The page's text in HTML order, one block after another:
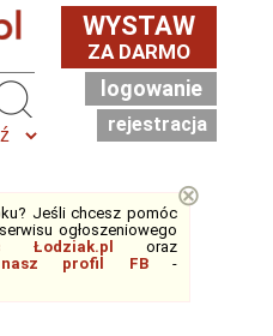
WYSTAW
ZA DARMO
logowanie
rejestracja
Jeśli chcesz pomóc
serwisu ogłoszeniowego
Łodziak.pl
oraz
nasz profil FB-
⊗